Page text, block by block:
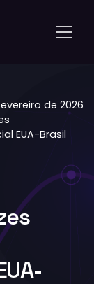
EUA-Brasil
de 2026